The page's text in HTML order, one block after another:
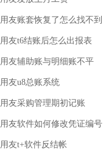
用友账套恢复了怎么找不到
用友t6结账后怎么出报表
用友辅助账与明细账不平
用友u8总账系统
用友采购管理期初记账
用友软件如何修改凭证编号
用友t+软件反结帐